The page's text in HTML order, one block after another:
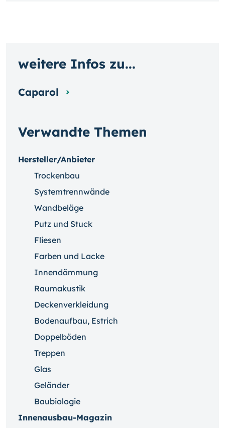
Verwandte Themen
Hersteller/Anbieter
Trockenbau
Systemtrennwände
Wandbeläge
Putz und Stuck
Fliesen
Farben und Lacke
Innendämmung
Raumakustik
Deckenverkleidung
Bodenaufbau, Estrich
Doppelböden
Treppen
Glas
Geländer
Baubiologie
Innenausbau-Magazin
weitere Infos zu...
Caparol